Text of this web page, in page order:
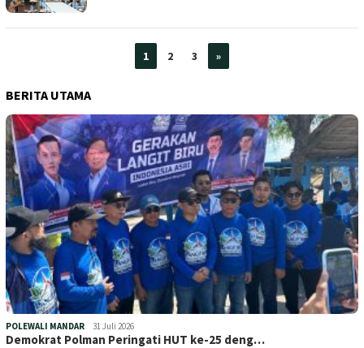
1 2 3 »
BERITA UTAMA
POLEWALI MANDAR 31 Juli 2026
Demokrat Polman Peringati HUT ke-25 deng…